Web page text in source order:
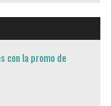
con la promo de